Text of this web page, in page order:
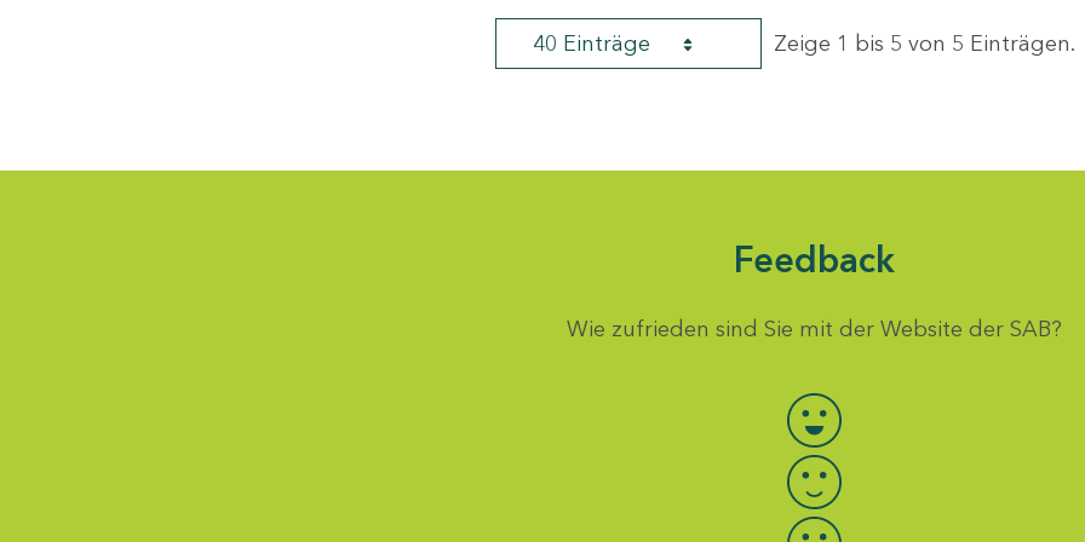
40 Einträge Zeige 1 bis 5 von 5 Einträgen.
Feedback
Wie zufrieden sind Sie mit der Website der SAB?
Bewertung auswählen